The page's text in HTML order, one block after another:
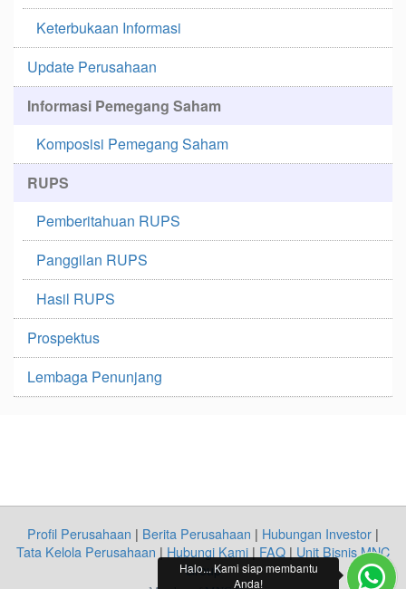
Keterbukaan Informasi
Update Perusahaan
Informasi Pemegang Saham
Komposisi Pemegang Saham
RUPS
Pemberitahuan RUPS
Panggilan RUPS
Hasil RUPS
Prospektus
Lembaga Penunjang
Profil Perusahaan | Berita Perusahaan | Hubungan Investor |
Tata Kelola Perusahaan | Hubungi Kami | FAQ | Unit Bisnis MNC
Group
Halo... Kami siap membantu
Anda!